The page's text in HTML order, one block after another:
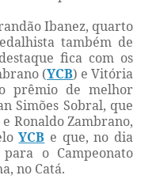
Ibanez, quarto
também de
fica com os
(YCB) e Vitória
prêmio de melhor
Simões Sobral, que
Ronaldo Zambrano,
YCB e que, no dia
o Campeonato
no Catá.